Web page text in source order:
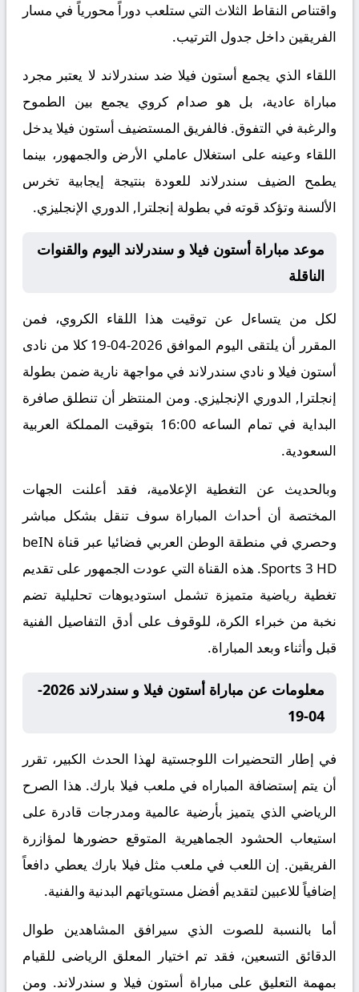
واقتناص النقاط الثلاث التي ستلعب دوراً محورياً في مسار
الفريقين داخل جدول الترتيب.
اللقاء الذي يجمع أستون فيلا ضد سندرلاند لا يعتبر مجرد
مباراة عادية، بل هو صدام كروي يجمع بين الطموح
والرغبة في التفوق. فالفريق المستضيف أستون فيلا يدخل
اللقاء وعينه على استغلال عاملي الأرض والجمهور، بينما
يطمح الضيف سندرلاند للعودة بنتيجة إيجابية تخرس
الألسنة وتؤكد قوته في بطولة إنجلترا, الدوري الإنجليزي.
موعد مباراة أستون فيلا و سندرلاند اليوم والقنوات
الناقلة
لكل من يتساءل عن توقيت هذا اللقاء الكروي، فمن
المقرر أن يلتقى اليوم الموافق 2026-04-19 كلا من نادى
أستون فيلا و نادي سندرلاند في مواجهة نارية ضمن بطولة
إنجلترا, الدوري الإنجليزي. ومن المنتظر أن تنطلق صافرة
البداية في تمام الساعه 16:00 بتوقيت المملكة العربية
السعودية.
وبالحديث عن التغطية الإعلامية، فقد أعلنت الجهات
المختصة أن أحداث المباراة سوف تنقل بشكل مباشر
وحصري في منطقة الوطن العربي فضائيا عبر قناة beIN
Sports 3 HD. هذه القناة التي عودت الجمهور على تقديم
تغطية رياضية متميزة تشمل استوديوهات تحليلية تضم
نخبة من خبراء الكرة، للوقوف على أدق التفاصيل الفنية
قبل وأثناء وبعد المباراة.
معلومات عن مباراة أستون فيلا و سندرلاند 2026-
04-19
في إطار التحضيرات اللوجستية لهذا الحدث الكبير، تقرر
أن يتم إستضافة المباراه في ملعب فيلا بارك. هذا الصرح
الرياضي الذي يتميز بأرضية عالمية ومدرجات قادرة على
استيعاب الحشود الجماهيرية المتوقع حضورها لمؤازرة
الفريقين. إن اللعب في ملعب مثل فيلا بارك يعطي دافعاً
إضافياً للاعبين لتقديم أفضل مستوياتهم البدنية والفنية.
أما بالنسبة للصوت الذي سيرافق المشاهدين طوال
الدقائق التسعين، فقد تم اختيار المعلق الرياضى للقيام
بمهمة التعليق على مباراة أستون فيلا و سندرلاند. ومن